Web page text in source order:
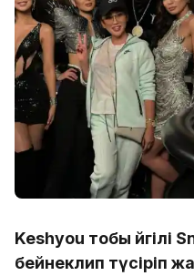
Keshyou тобы әйгілі
бейнеклип түсіріп